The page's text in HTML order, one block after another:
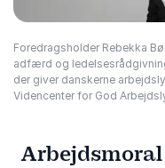
Foredragsholder Rebekka
adfærd og
der giver danskerne
Videncenter for God